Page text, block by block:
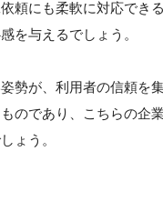
頼にも柔軟に対応でき
を与えるでしょう。
勢が、利用者の信頼を
のであり、こちらの企
ょう。